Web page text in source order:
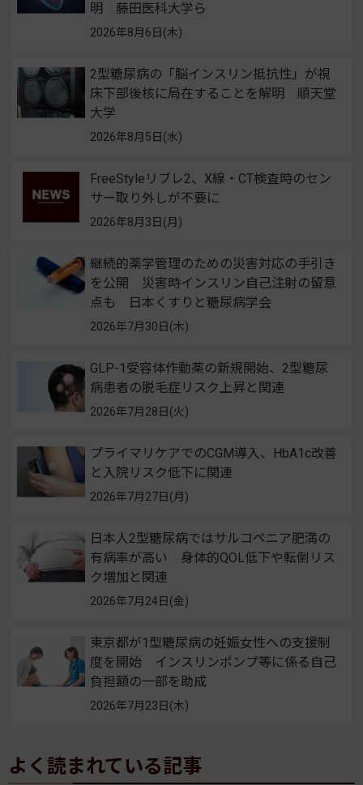
明 藤田医科大学ら
2026年8月6日(木)
2型糖尿病の「脳インスリン抵抗性」が視
床下部後核に局在することを解明 順天堂
大学
2026年8月5日(水)
FreeStyleリブレ2、X線・CT検査時のセン
サー取り外しが不要に
2026年8月3日(月)
継続的薬学管理のための災害対応の手引き
を公開 災害時インスリン自己注射の留意
点も 日本くすりと糖尿病学会
2026年7月30日(木)
GLP-1受容体作動薬の新規開始、2型糖尿
病患者の脱毛症リスク上昇と関連
2026年7月28日(火)
プライマリケアでのCGM導入、HbA1c改善
と入院リスク低下に関連
2026年7月27日(月)
日本人2型糖尿病ではサルコペニア肥満の
有病率が高い 身体的QOL低下や転倒リス
ク増加と関連
2026年7月24日(金)
東京都が1型糖尿病の妊娠女性への支援制
度を開始 インスリンポンプ等に係る自己
負担額の一部を助成
2026年7月23日(木)
よく読まれている記事